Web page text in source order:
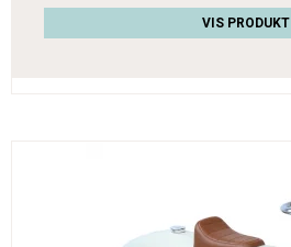
VIS PRODUKT